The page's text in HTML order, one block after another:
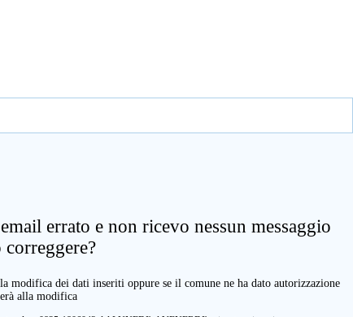
errato e non ricevo nessun messaggio
correggere?
modifica dei dati inseriti oppure se il comune ne ha dato autorizzazione
alla modifica